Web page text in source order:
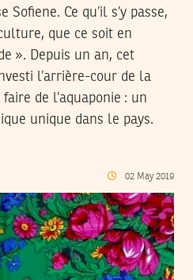
Sofiene. Ce qu’il s’y passe,
que ce soit en
». Depuis un an, cet
l’arrière-cour de la
de l’aquaponie : un
unique dans le pays.
02 May 2019